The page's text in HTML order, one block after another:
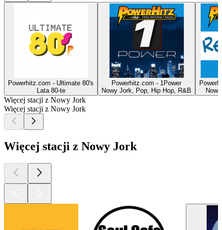
Powerhitz.com - Ultimate 80's
Lata 80-te
Powerhitz.com - 1Power
Nowy Jork, Pop, Hip Hop, R&B
Więcej stacji z Nowy Jork
Więcej stacji z Nowy Jork
Więcej stacji z Nowy Jork